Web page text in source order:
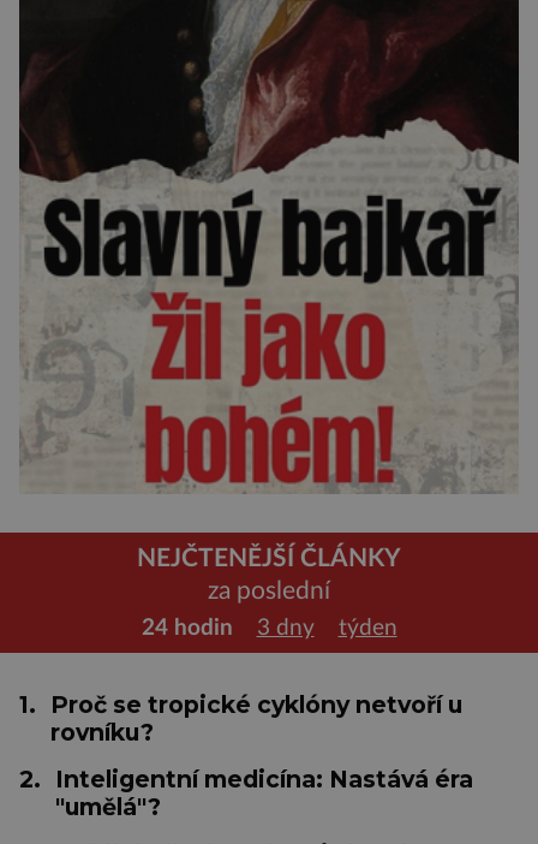
NEJČTENĚJŠÍ ČLÁNKY
za poslední
24 hodin 3 dny týden
1.
Proč se tropické cyklóny netvoří u
rovníku?
2.
Inteligentní medicína: Nastává éra
"umělá"?